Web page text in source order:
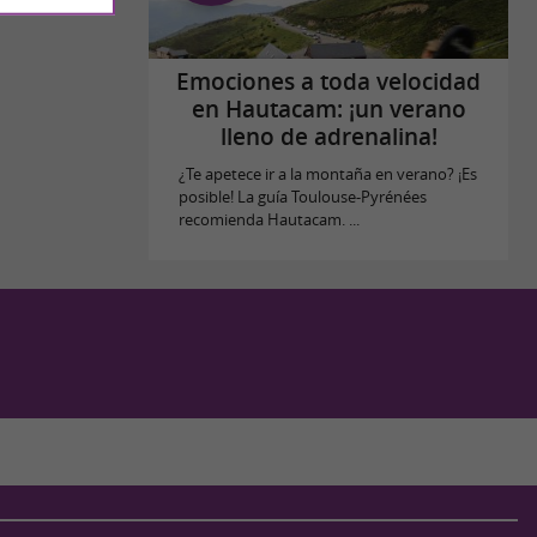
Emociones a toda velocidad
en Hautacam: ¡un verano
lleno de adrenalina!
¿Te apetece ir a la montaña en verano? ¡Es
posible! La guía Toulouse-Pyrénées
recomienda Hautacam. ...